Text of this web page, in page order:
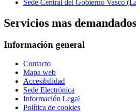
Sede Central del Gobierno Vasco
Servicios mas
Información general
Contacto
Mapa web
Accesibilidad
Sede Electrónica
Información Legal
Política de cookies